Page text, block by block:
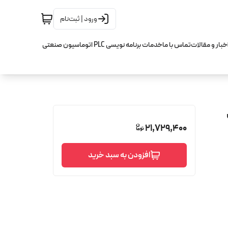
ورود | ثبت‌نام
و مقالاتتماس با ماخدمات برنامه نویسی PLC اتوماسیون صنعتی
21,729,400
افزودن به سبد خرید